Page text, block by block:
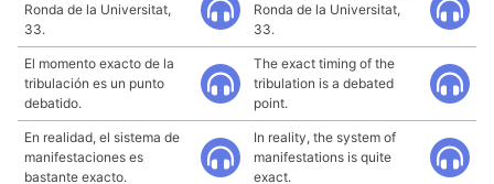
Ronda de la Universitat,
33.
Ronda de la Universitat,
33.
El momento exacto de la
tribulación es un punto
debatido.
The exact timing of the
tribulation is a debated
point.
En realidad, el sistema de
manifestaciones es
bastante exacto.
In reality, the system of
manifestations is quite
exact.